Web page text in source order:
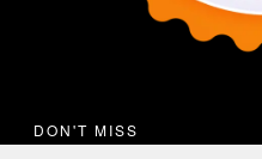
DON'T MISS